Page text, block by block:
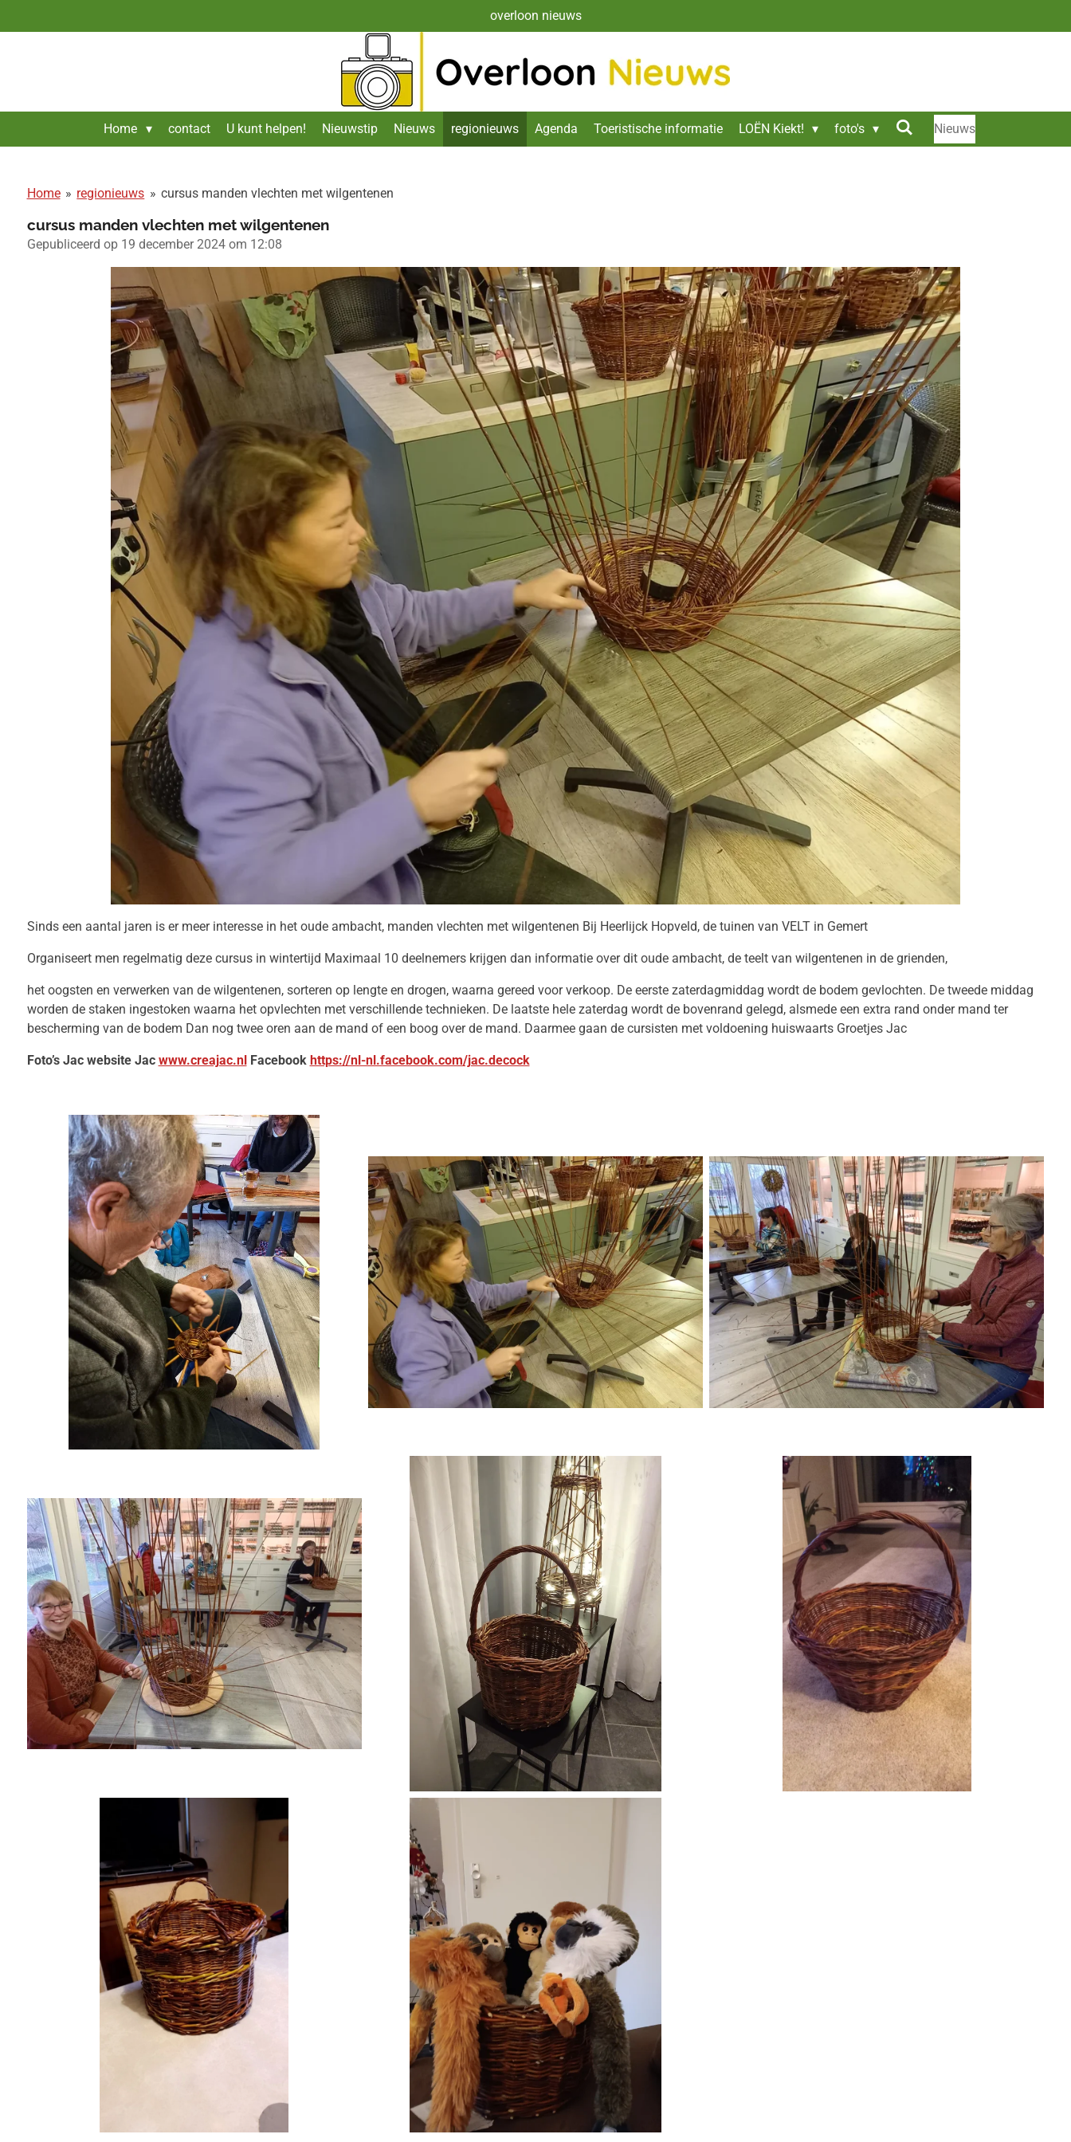
direct
overloon nieuws
Home contact U kunt helpen! Nieuwstip Nieuws regionieuws Agenda Toeristische informatie LOËN Kiekt! foto's Nieuws
Home » regionieuws » cursus manden vlechten met wilgentenen
cursus manden vlechten met wilgentenen
Gepubliceerd op 19 december 2024 om 12:08
Sinds een aantal jaren is er meer interesse in het oude ambacht, manden vlechten met wilgentenen Bij Heerlijck Hopveld, de tuinen van VELT in Gemert
Organiseert men regelmatig deze cursus in wintertijd Maximaal 10 deelnemers krijgen dan informatie over dit oude ambacht, de teelt van wilgentenen in de grienden,
het oogsten en verwerken van de wilgentenen, sorteren op lengte en drogen, waarna gereed voor verkoop. De eerste zaterdagmiddag wordt de bodem gevlochten. De tweede middag
worden de staken ingestoken waarna het opvlechten met verschillende technieken. De laatste hele zaterdag wordt de bovenrand gelegd, alsmede een extra rand onder mand ter
bescherming van de bodem Dan nog twee oren aan de mand of een boog over de mand. Daarmee gaan de cursisten met voldoening huiswaarts Groetjes Jac
Foto’s Jac website Jac www.creajac.nlFacebook https://nl-nl.facebook.com/jac.decock